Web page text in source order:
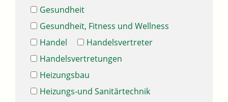
Gesundheit
Gesundheit, Fitness und Wellness
Handel
Handelsvertreter
Handelsvertretungen
Heizungsbau
Heizungs-und Sanitärtechnik